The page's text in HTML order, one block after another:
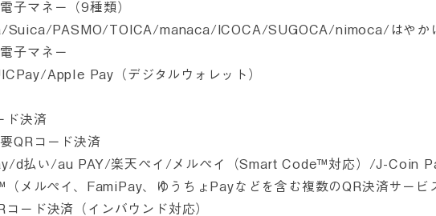
子マネー（9種類）
Suica/PASMO/TOICA/manaca/ICOCA/SUGOCA/nimoca/はやか
子マネー
Apple Pay（デジタルウォレット）
ド決済
QRコード決済
d払い/au PAY/楽天ペイ/メルペイ（Smart Code™対応）/J-Coin
メルペイ、FamiPay、ゆうちょPayなどを含む複数のQR決済サービ
コード決済（インバウンド対応）